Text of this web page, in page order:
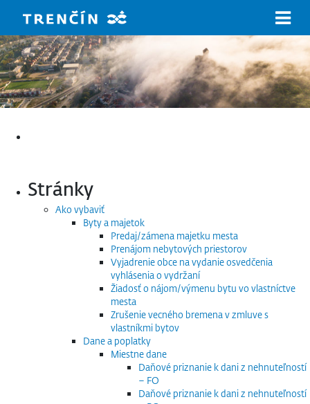
Stránky
Ako vybaviť
Byty a majetok
Predaj/zámena majetku mesta
Prenájom nebytových priestorov
Vyjadrenie obce na vydanie osvedčenia
vyhlásenia o vydržaní
Žiadosť o nájom/výmenu bytu vo vlastníctve
mesta
Zrušenie vecného bremena v zmluve s
vlastníkmi bytov
Dane a poplatky
Miestne dane
Daňové priznanie k dani z nehnuteľností
– FO
Daňové priznanie k dani z nehnuteľností